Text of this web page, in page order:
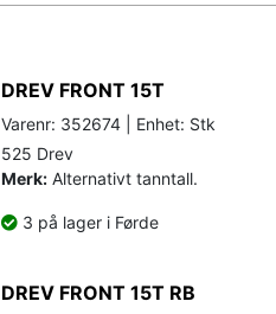
DREV FRONT 15T
Varenr: 352674 | Enhet: Stk
525 Drev
Merk: Alternativt tanntall.
3 på lager i Førde
DREV FRONT 15T RB